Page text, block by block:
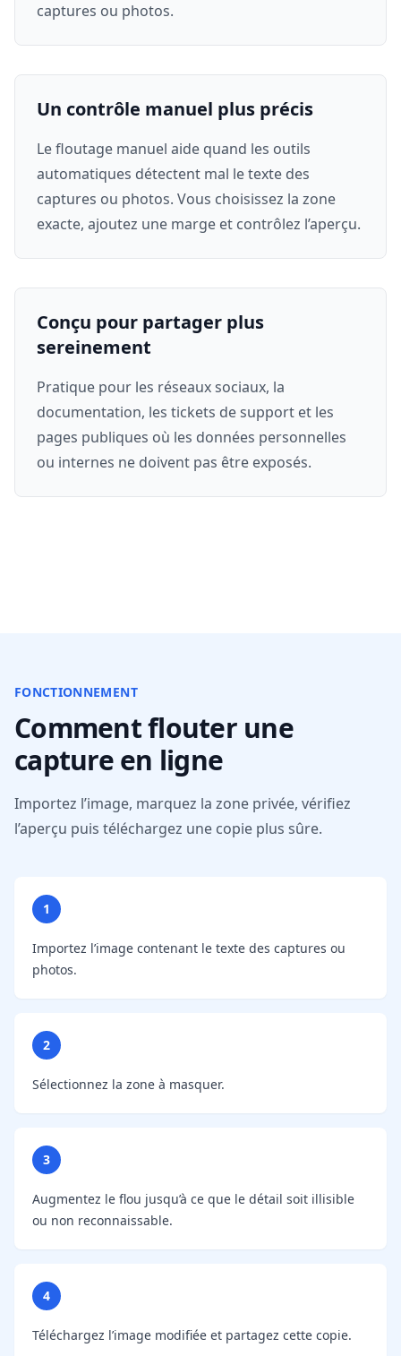
captures ou photos.
Un contrôle manuel plus précis
Le floutage manuel aide quand les outils
automatiques détectent mal le texte des
captures ou photos. Vous choisissez la zone
exacte, ajoutez une marge et contrôlez l’aperçu.
Conçu pour partager plus
sereinement
Pratique pour les réseaux sociaux, la
documentation, les tickets de support et les
pages publiques où les données personnelles
ou internes ne doivent pas être exposés.
FONCTIONNEMENT
Comment flouter une
capture en ligne
Importez l’image, marquez la zone privée, vérifiez
l’aperçu puis téléchargez une copie plus sûre.
1
Importez l’image contenant le texte des captures ou
photos.
2
Sélectionnez la zone à masquer.
3
Augmentez le flou jusqu’à ce que le détail soit illisible
ou non reconnaissable.
4
Téléchargez l’image modifiée et partagez cette copie.